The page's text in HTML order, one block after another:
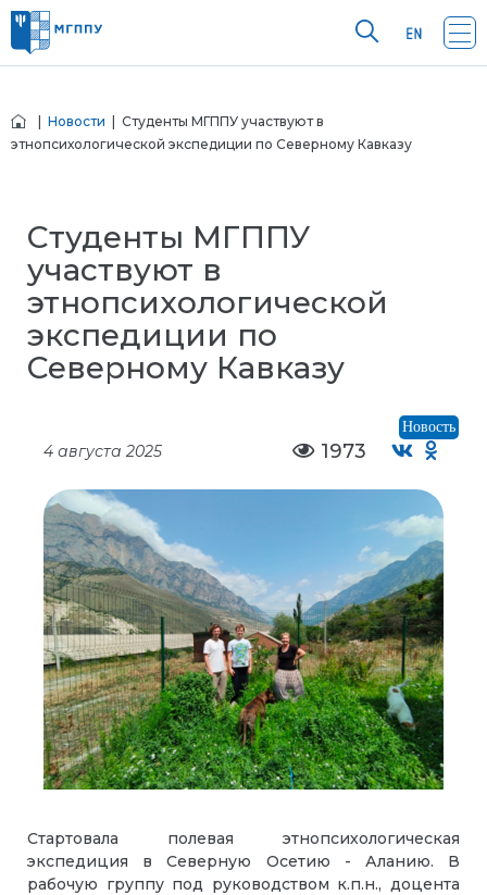
Новости | Студенты МГППУ участвуют в
этнопсихологической экспедиции по Северному Кавказу
Студенты МГППУ
участвуют в
этнопсихологической
экспедиции по
Северному Кавказу
Новость
4 августа 2025 1973
Стартовала полевая этнопсихологическая
экспедиция в Северную Осетию - Аланию. В
рабочую группу под руководством к.п.н., доцента